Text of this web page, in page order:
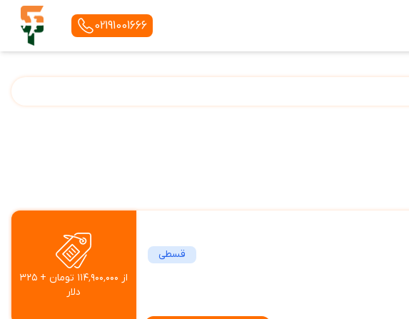
02191001666
قسطی
از ۱۱۴٬۹۰۰٬۰۰۰ تومان + ۳۲۵
دلار